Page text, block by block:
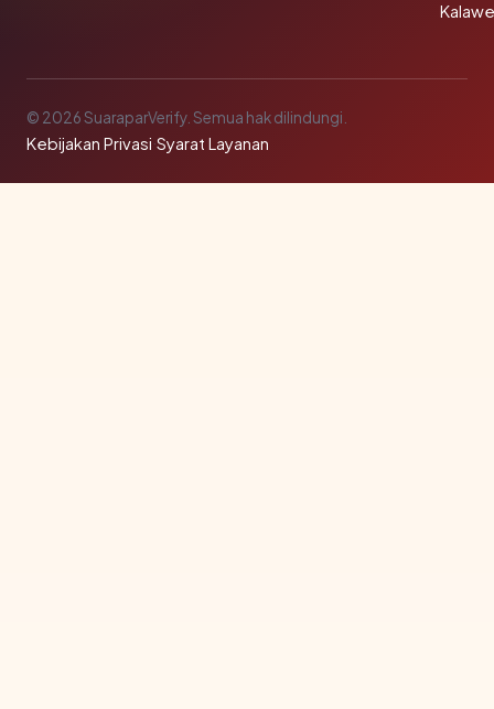
© 2026 SuaraparVerify. Semua hak dilindungi.
Kebijakan Privasi·Syarat Layanan